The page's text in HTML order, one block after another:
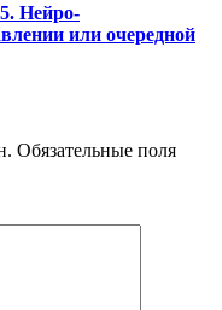
Нейро-
или очередной
Обязательные поля